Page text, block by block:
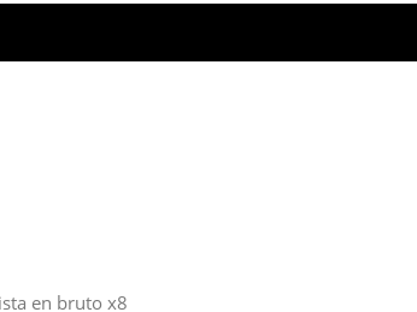
en bruto x8